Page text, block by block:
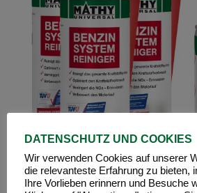
DATENSCHUTZ UND COOKIES
Wir verwenden Cookies auf unserer
die relevanteste Erfahrung zu bieten,
Ihre Vorlieben erinnern und Besuche